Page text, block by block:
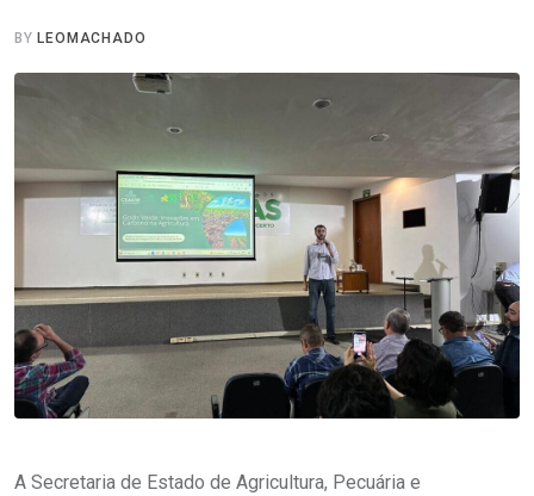
BYLEOMACHADO
A Secretaria de Estado de Agricultura, Pecuária e